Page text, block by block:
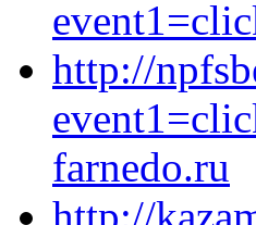
http://
farnedo.ru